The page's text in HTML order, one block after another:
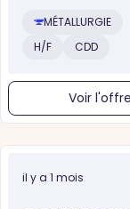
MÉTALLURGIE
H/F
CDD
Voir l'offre
il y a 1 mois